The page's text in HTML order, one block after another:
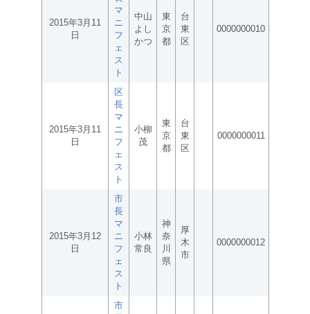
2015年3月11
日
マ
ニ
フ
ェ
ス
ト
中山
よし
かつ
東
京
都
台
東
区
0000000010
2015年3月11
日
区
長
マ
ニ
フ
ェ
ス
ト
小柳
茂
東
京
都
台
東
区
0000000011
2015年3月12
日
市
長
マ
ニ
フ
ェ
ス
ト
小林
常良
神
奈
川
県
厚
木
市
0000000012
市